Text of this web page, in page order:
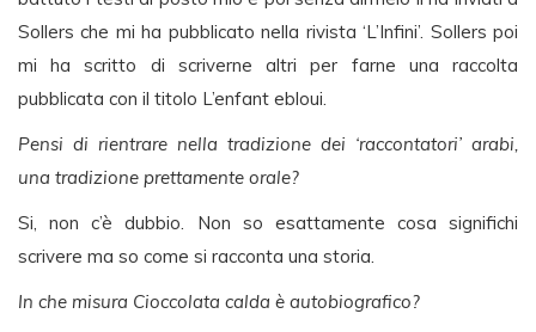
Sollers che mi ha pubblicato nella rivista ‘L’Infini’. Sollers poi
mi ha scritto di scriverne altri per farne una raccolta
pubblicata con il titolo L’enfant ebloui.
Pensi di rientrare nella tradizione dei ‘raccontatori’ arabi,
una tradizione prettamente orale?
Si, non c’è dubbio. Non so esattamente cosa significhi
scrivere ma so come si racconta una storia.
In che misura Cioccolata calda è autobiografico?